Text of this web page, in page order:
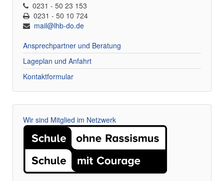
0231 - 50 23 153
0231 - 50 10 724
mail@lhb-do.de
Ansprechpartner und Beratung
Lageplan und Anfahrt
Kontaktformular
Wir sind Mitglied im Netzwerk